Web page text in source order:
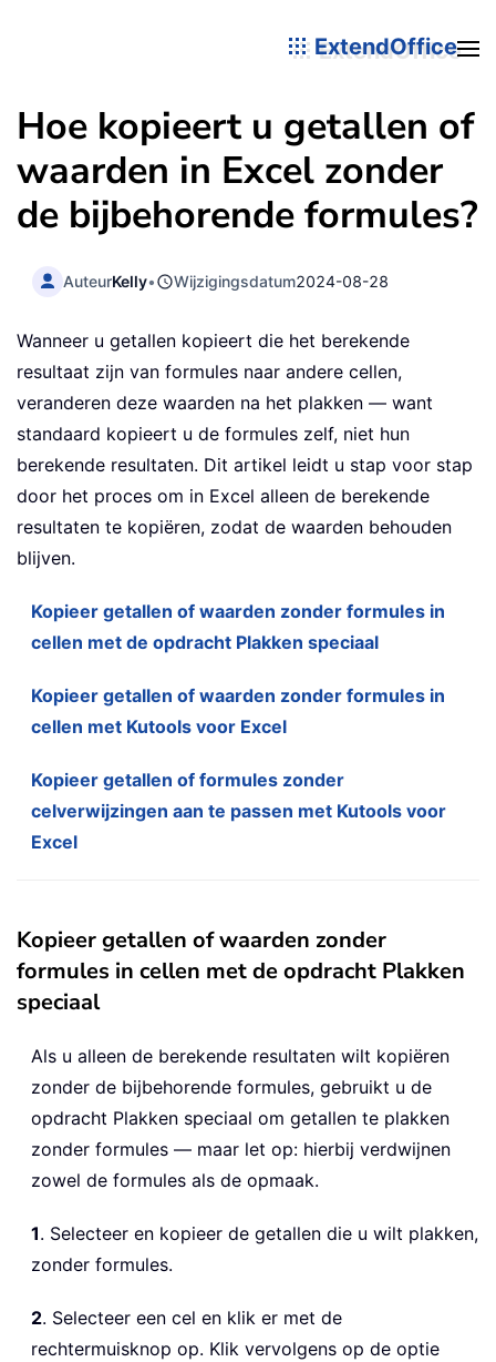
ExtendOffice
Hoe kopieert u getallen of
waarden in Excel zonder
de bijbehorende formules?
AuteurKelly• Wijzigingsdatum2024-08-28
Wanneer u getallen kopieert die het berekende
resultaat zijn van formules naar andere cellen,
veranderen deze waarden na het plakken — want
standaard kopieert u de formules zelf, niet hun
berekende resultaten. Dit artikel leidt u stap voor stap
door het proces om in Excel alleen de berekende
resultaten te kopiëren, zodat de waarden behouden
blijven.
Kopieer getallen of waarden zonder formules in
cellen met de opdracht Plakken speciaal
Kopieer getallen of waarden zonder formules in
cellen met Kutools voor Excel
Kopieer getallen of formules zonder
celverwijzingen aan te passen met Kutools voor
Excel
Kopieer getallen of waarden zonder
formules in cellen met de opdracht Plakken
speciaal
Als u alleen de berekende resultaten wilt kopiëren
zonder de bijbehorende formules, gebruikt u de
opdracht Plakken speciaal om getallen te plakken
zonder formules — maar let op: hierbij verdwijnen
zowel de formules als de opmaak.
1. Selecteer en kopieer de getallen die u wilt plakken,
zonder formules.
2. Selecteer een cel en klik er met de
rechtermuisknop op. Klik vervolgens op de optie